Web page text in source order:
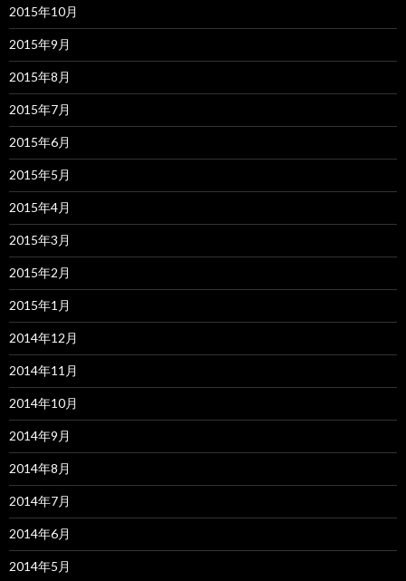
2015年10月
2015年9月
2015年8月
2015年7月
2015年6月
2015年5月
2015年4月
2015年3月
2015年2月
2015年1月
2014年12月
2014年11月
2014年10月
2014年9月
2014年8月
2014年7月
2014年6月
2014年5月